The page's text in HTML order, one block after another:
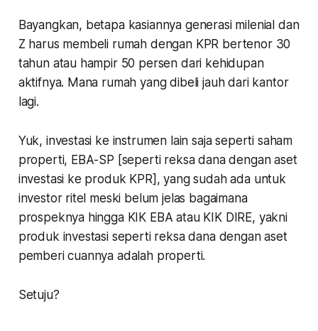
Bayangkan, betapa kasiannya generasi milenial dan
Z harus membeli rumah dengan KPR bertenor 30
tahun atau hampir 50 persen dari kehidupan
aktifnya. Mana rumah yang dibeli jauh dari kantor
lagi.
Yuk, investasi ke instrumen lain saja seperti saham
properti, EBA-SP [seperti reksa dana dengan aset
investasi ke produk KPR], yang sudah ada untuk
investor ritel meski belum jelas bagaimana
prospeknya hingga KIK EBA atau KIK DIRE, yakni
produk investasi seperti reksa dana dengan aset
pemberi cuannya adalah properti.
Setuju?